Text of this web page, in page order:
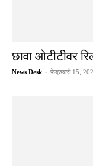
छावा ओटीटीवर
News Desk - फेब्रुवारी 15,